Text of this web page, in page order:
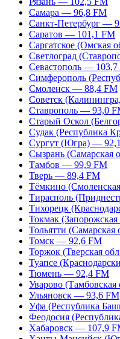
Самара — 96,8 FM
Санкт-Петербург —
Саратов — 101,1 FM
Саргатское (Омская
Светлоград
Севастополь — 103,7
Симферополь
Смоленск — 88,4 FM
Советск
Ставрополь — 93,0
Старый Оскол
Судак (Республика
Сургут (Югра) —
Сызрань (Самарская
Тамбов — 99,9 FM
Тверь — 89,4 FM
Тёмкино
Тирасполь
Тихорецк
Токмак
Тольятти
Томск — 92,6 FM
Торжок (Тверская
Туапсе
Тюмень — 92,4 FM
Уварово
Ульяновск — 93,6 FM
Уфа (Республика
Феодосия
Хабаровск — 107,9